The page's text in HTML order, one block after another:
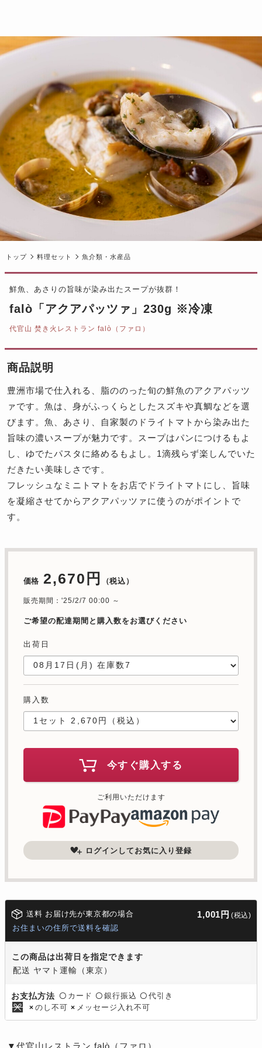
トップ 料理セット 魚介類・水産品
鮮魚、あさりの旨味が染み出たスープが抜群！
falò「アクアパッツァ」230g ※冷凍
代官山 焚き火レストラン falò（ファロ）
商品説明
豊洲市場で仕入れる、脂ののった旬の鮮魚のアクアパッツ
ァです。魚は、身がふっくらとしたスズキや真鯛などを選
びます。魚、あさり、自家製のドライトマトから染み出た
旨味の濃いスープが魅力です。スープはパンにつけるもよ
し、ゆでたパスタに絡めるもよし。1滴残らず楽しんでいた
だきたい美味しさです。
フレッシュなミニトマトをお店でドライトマトにし、旨味
を凝縮させてからアクアパッツァに使うのがポイントで
す。
価格 2,670円 （税込）
販売期間：'25/2/7 00:00 ～
ご希望の配達期間と購入数をお選びください
出荷日
購入数
今すぐ購入する
ご利用いただけます
ログインしてお気に入り登録
送料 お届け先が東京都の場合 1,001円 (税込)
お住まいの住所で送料を確認
この商品は出荷日を指定できます
配送 ヤマト運輸（東京）
お支払方法 〇 カード 〇 銀行振込 〇 代引き
× のし不可 × メッセージ入れ不可
▼代官山レストラン falò（ファロ）